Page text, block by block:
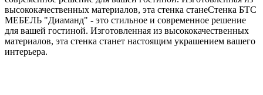
высококачественных материалов, эта стенка станеСтенка БТС
МЕБЕЛЬ "Диаманд" - это стильное и современное решение
для вашей гостиной. Изготовленная из высококачественных
материалов, эта стенка станет настоящим украшением вашего
интерьера.